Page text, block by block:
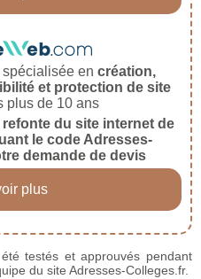
en création,
et protection de site
plus de 10 ans
du site internet de
le code Adresses-
demande de devis
plus
testés et approuvés pendant
du site Adresses-Colleges.fr.